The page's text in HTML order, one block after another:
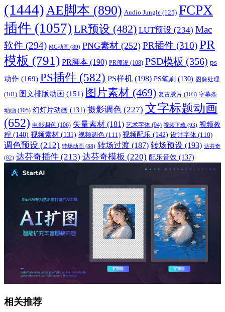
(1444)AE脚本 (890) Audio Jungle (125) FCPX
插件 (1057) LR预设 (482) LUT预设 (234) Mac
软件 (294) MG动画 (89) PNG素材 (252) PR插件 (310)PR
模板 (791) PR脚本 (190) PR预设 (108) PSD模板 (356) ps
动作 (169) PS插件 (582) PS样机 (198) PS笔刷 (130) 图像处理
(101) 图文排版动画 (151) 图片素材 (469) 复古胶片 (103) 字幕条
动画 (105) 幻灯片动画 (131) 摄影调色 (227) 文字标题动画
(652) 电影调色 (106) 矢量素材 (181) 艺术字体 (94) 视频下载 (93) 视频教
程 (140) 视频素材 (131) 视频调色 (111) 视频配乐 (142) 设计字体 (110)
调色预设 (212) 转场动画 (88) 转场过渡 (187) 转场预设 (193) 达芬奇
(82) 达芬奇插件 (213) 达芬奇模板 (220) 配乐音效 (137)
相关推荐